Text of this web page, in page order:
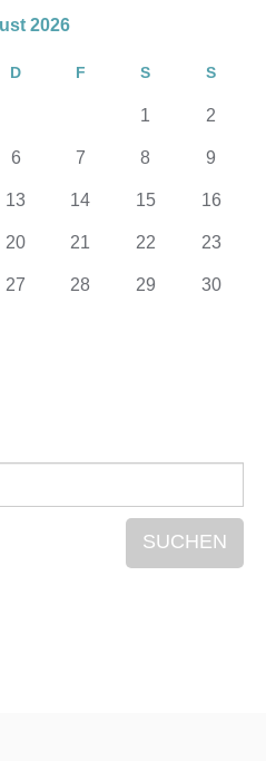
2026
D F S S
1 2
6 7 8 9
13 14 15 16
20 21 22 23
27 28 29 30